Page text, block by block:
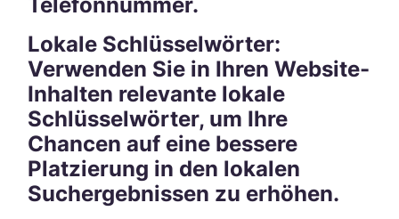
Lokale Schlüsselwörter:
Verwenden Sie in Ihren Website-
Inhalten relevante lokale
Schlüsselwörter, um Ihre
Chancen auf eine bessere
Platzierung in den lokalen
Suchergebnissen zu erhöhen.